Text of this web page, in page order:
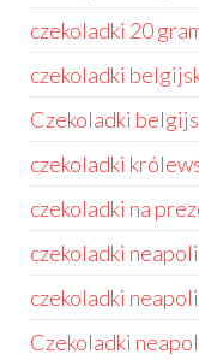
czekoladki 20
czekoladki
Czekoladki
czekoladki
czekoladki na
czekoladki
czekoladki
Czekoladki